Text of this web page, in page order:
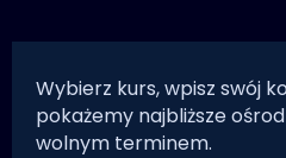
Wybierz kurs, wpisz swój
pokażemy najbliższe
wolnym terminem.